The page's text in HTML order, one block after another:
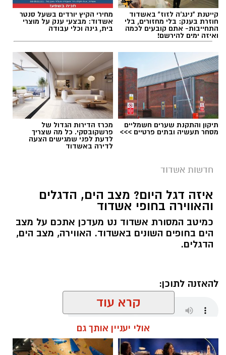
תגים:ניסיון חיסול באשדוד, אירוע ירי באשדוד
שוטרי תחנת אשדוד פתחו במהלך הלילה בחקירה
בעקבות דיווח על אירוע ירי שאירע בעיר אשדוד,
שבמהלכו נפצע אדם באורח קל.
השוטרים לאתר ולעצור חמישה חשודים, אשר
הועברו להמשך טיפול וחקירה בתחנת המשטרה.
קייטנת "נינג'ה לזוז" באשדוד
חוזרת בענק: בלי מחזורים, בלי
התחייבות- אתם קובעים לכמה
ואיזה ימים להירשם!
מחירי הקיץ יורדים בשעל סנטר
אשדוד: מבצעי ענק על מוצרי
בית, גינה וכלי עבודה
תיקון והתקנת שערים חשמליים
מסחר תעשיה ובתים פרטיים >>>
מכרז הדירות הגדול של
פרשקובסקי. כל מה שצריך
לדעת לפני שמגישים הצעה
לדירה באשדוד
חדשות אשדוד
איזה דגל היום? מצב הים, הדגלים
והאווירה בחופי אשדוד
כמיטב המסורת אשדוד נט מעדכן אתכם על מצב
הים בחופים השונים באשדוד. האווירה, מצב הים,
הדגלים.
להאזנה לתוכן:
מנהל האתר / 06:00 09.08.26
קרא עוד
אולי יעניין אותך גם